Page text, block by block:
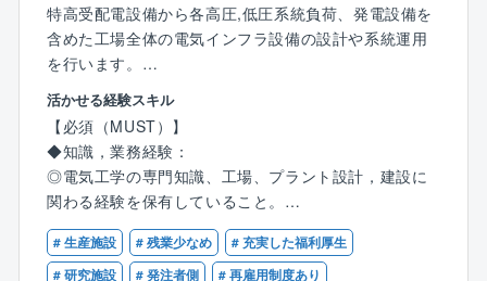
特高受配電設備から各高圧,低圧系統負荷、発電設備を
含めた工場全体の電気インフラ設備の設計や系統運用
を行います。
プラント新設や既設プラントの改造において、電気技
術者として電気設備全般の最適な設計,施工監理を行い
ます。
また、プラントの安全,安定操業を維持するために、DX
等を推進し最適な電気保全業務を行います。
＜部署のミッションにおけるポジションの位置づけ＞
電気実務担当者としてプラントエンジニアリング業務
活かせる経験スキル
【必須（MUST）】
◆知識，業務経験：
◎電気工学の専門知識、工場、プラント設計，建設に
関わる経験を保有していること。
◎環境、保安、安全関係法令について一定の知識，経
験を持っていること。
# 生産施設 # 残業少なめ
# 充実した福利厚生
# 研究施設
# 発注者側
# 再雇用制度あり